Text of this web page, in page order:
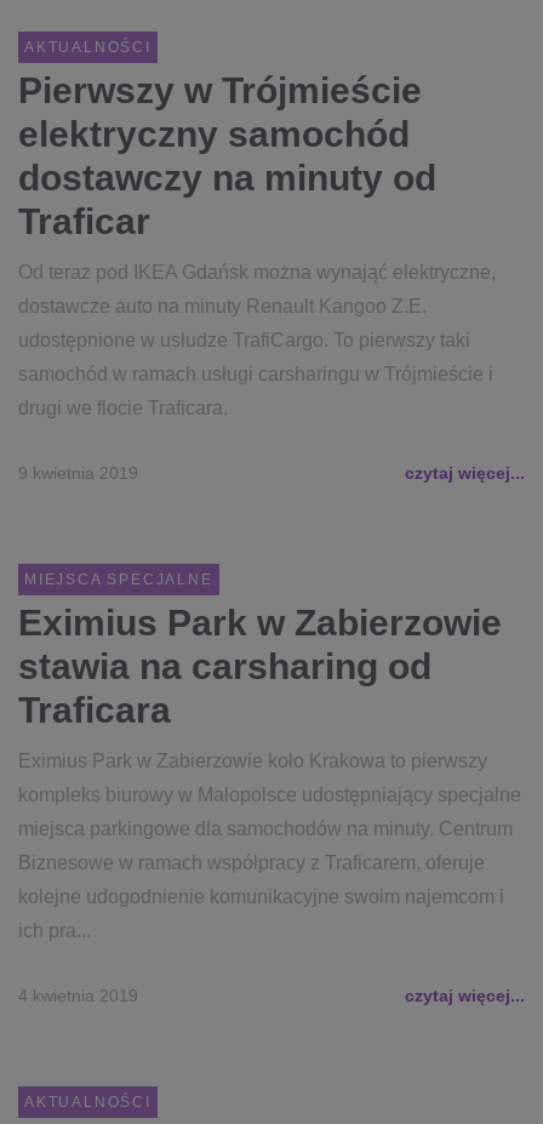
AKTUALNOŚCI
Pierwszy w Trójmieście
elektryczny samochód
dostawczy na minuty od
Traficar
Od teraz pod IKEA Gdańsk można wynająć elektryczne,
dostawcze auto na minuty Renault Kangoo Z.E.
udostępnione w usłudze TrafiCargo. To pierwszy taki
samochód w ramach usługi carsharingu w Trójmieście i
drugi we flocie Traficara.
9 kwietnia 2019 czytaj więcej...
MIEJSCA SPECJALNE
Eximius Park w Zabierzowie
stawia na carsharing od
Traficara
Eximius Park w Zabierzowie koło Krakowa to pierwszy
kompleks biurowy w Małopolsce udostępniający specjalne
miejsca parkingowe dla samochodów na minuty. Centrum
Biznesowe w ramach współpracy z Traficarem, oferuje
kolejne udogodnienie komunikacyjne swoim najemcom i
ich pra...
4 kwietnia 2019 czytaj więcej...
AKTUALNOŚCI